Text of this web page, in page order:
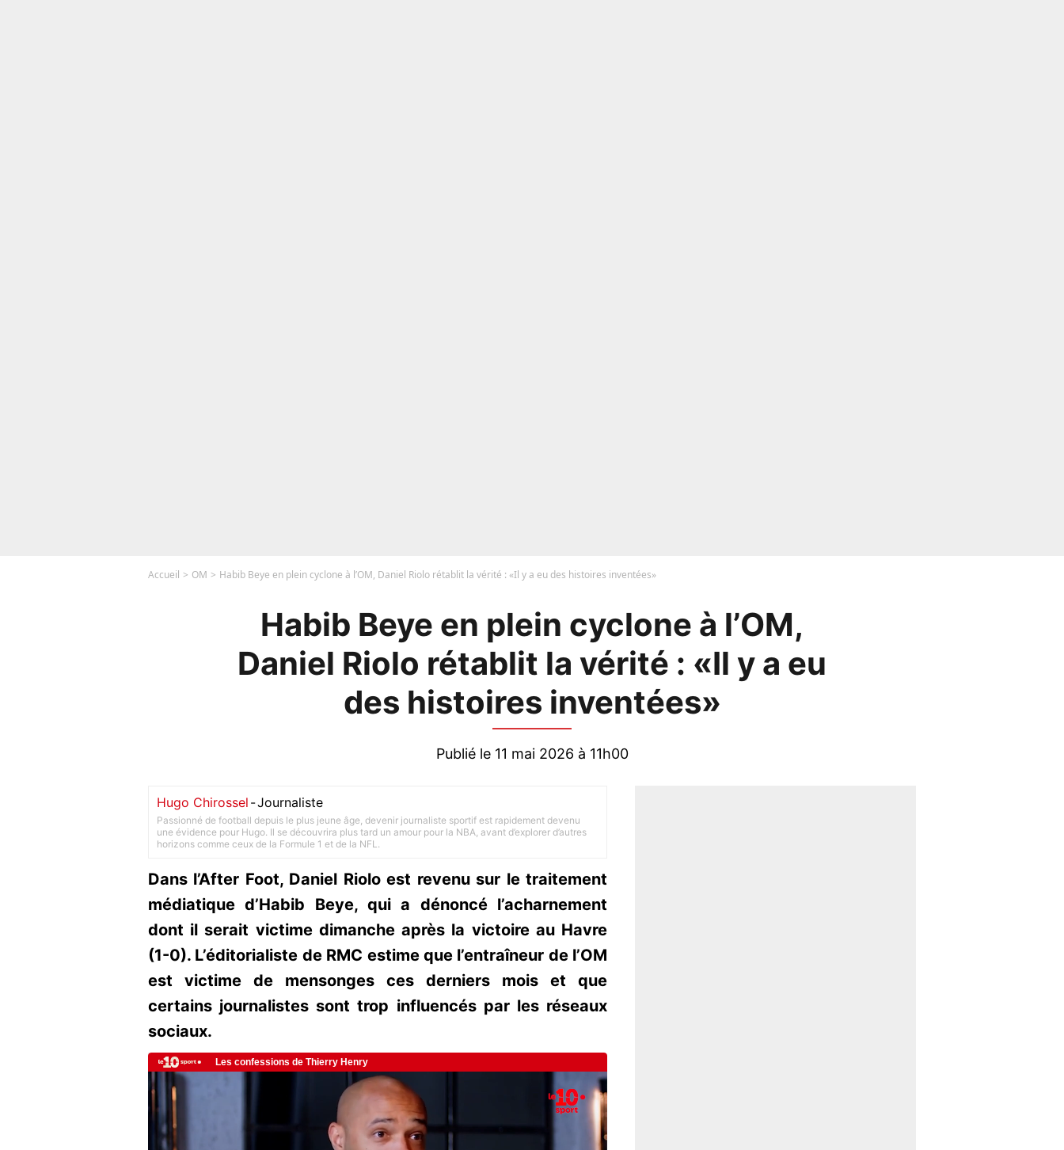
Accueil OM Habib Beye en plein cyclone à l’OM, Daniel Riolo rétablit la vérité : «Il y a eu des histoires inventées»
Habib Beye en plein cyclone à l’OM,
Daniel Riolo rétablit la vérité : «Il y a eu
des histoires inventées»
Publié le 11 mai 2026 à 11h00
Hugo Chirossel -Journaliste
Passionné de football depuis le plus jeune âge, devenir journaliste sportif est rapidement devenu
une évidence pour Hugo. Il se découvrira plus tard un amour pour la NBA, avant d’explorer d’autres
horizons comme ceux de la Formule 1 et de la NFL.
Dans l’After Foot, Daniel Riolo est revenu sur le traitement
médiatique d’Habib Beye, qui a dénoncé l’acharnement
dont il serait victime dimanche après la victoire au Havre
(1-0). L’éditorialiste de RMC estime que l’entraîneur de l’OM
est victime de mensonges ces derniers mois et que
certains journalistes sont trop influencés par les réseaux
sociaux.